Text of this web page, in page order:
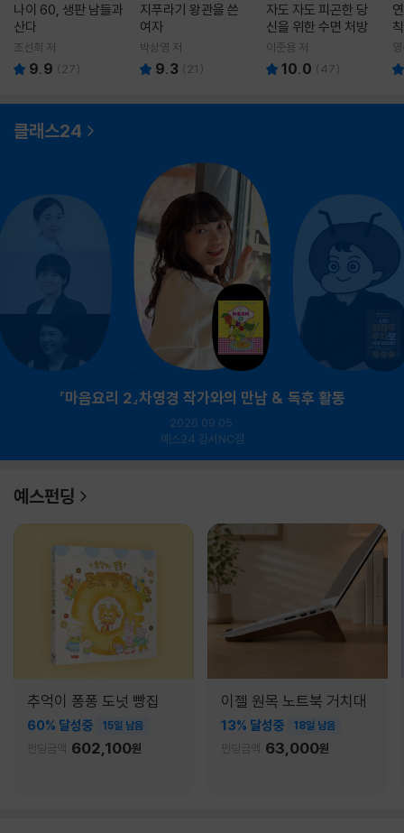
나이 60, 생판 남들과
산다
조선희 저
9.9 ( 27)
지푸라기 왕관을 쓴
여자
박상영 저
9.3 ( 21 )
자도 자도 피곤한 당
신을 위한 수면 처방
이준용 저
10.0 (47)
칙
클래스24
『마음요리 2』차영경 작가와의 만남 & 독후 활동
2026.09.05.
예스24 강서NC점
예스펀딩
추억이 퐁퐁 도넛 빵집
60% 달성중 15일 남음
펀딩금액 602,100원
이젤 원목 노트북 거치대
13% 달성중 18일 남음
펀딩금액 63,000원